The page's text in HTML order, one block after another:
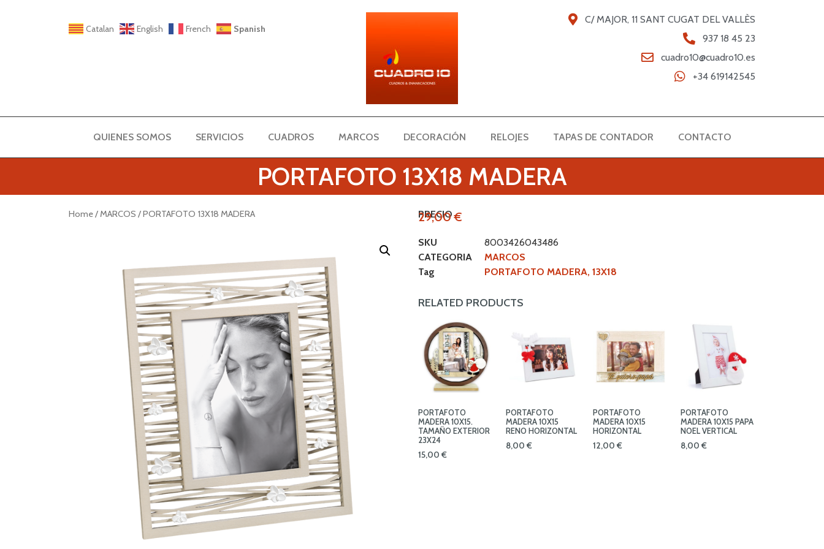
Catalan English French Spanish
C/ MAJOR, 11 SANT CUGAT DEL VALLÈS
937 18 45 23
cuadro10@cuadro10.es
+34 619142545
QUIENES SOMOS SERVICIOS CUADROS MARCOS DECORACIÓN RELOJES TAPAS DE CONTADOR CONTACTO
PORTAFOTO 13X18 MADERA
Home/MARCOS / PORTAFOTO 13X18 MADERA PRECIO
29,00€
SKU
8003426043486
CATEGORIA
MARCOS
Tag
PORTAFOTO MADERA, 13X18
RELATED PRODUCTS
PORTAFOTO
MADERA 10X15.
TAMAÑO EXTERIOR
23X24
15,00 €
PORTAFOTO
MADERA 10X15
RENO HORIZONTAL
8,00 €
PORTAFOTO
MADERA 10X15
HORIZONTAL
12,00 €
PORTAFOTO
MADERA 10X15 PAPA
NOEL VERTICAL
8,00 €